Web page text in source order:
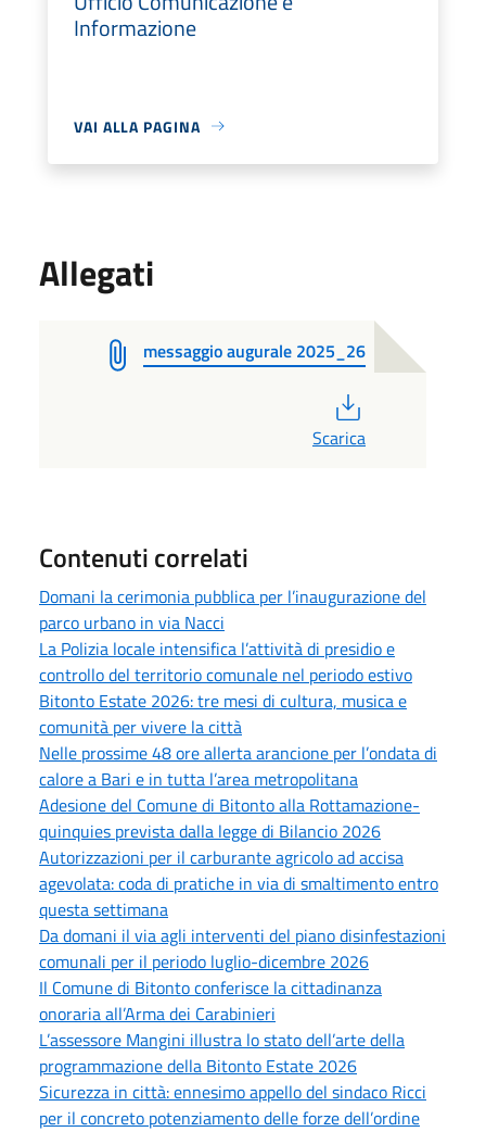
Informazione
VAI ALLA PAGINA
Allegati
messaggio augurale 2025_26
Scarica
Contenuti correlati
Domani la cerimonia pubblica per l’inaugurazione del
parco urbano in via Nacci
La Polizia locale intensifica l’attività di presidio e
controllo del territorio comunale nel periodo estivo
Bitonto Estate 2026: tre mesi di cultura, musica e
comunità per vivere la città
Nelle prossime 48 ore allerta arancione per l’ondata di
calore a Bari e in tutta l’area metropolitana
Adesione del Comune di Bitonto alla Rottamazione-
quinquies prevista dalla legge di Bilancio 2026
Autorizzazioni per il carburante agricolo ad accisa
agevolata: coda di pratiche in via di smaltimento entro
questa settimana
Da domani il via agli interventi del piano disinfestazioni
comunali per il periodo luglio-dicembre 2026
Il Comune di Bitonto conferisce la cittadinanza
onoraria all’Arma dei Carabinieri
L’assessore Mangini illustra lo stato dell’arte della
programmazione della Bitonto Estate 2026
Sicurezza in città: ennesimo appello del sindaco Ricci
per il concreto potenziamento delle forze dell’ordine